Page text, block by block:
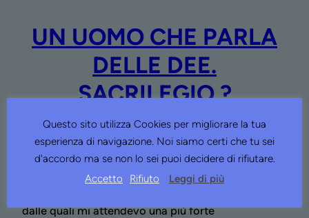
UN UOMO CHE PARLA
DELLE DEE.
SACRILEGIO ?
Sta succedendo una cosa molto strana. Ho
ricevuto molti commenti entusiasti sul lavoro che
dalle quali mi attendevo una più forte
Questo sito utilizza Cookies per migliorare la tua
esperienza di navigazione. Noi siamo certi che tu sei
d'accordo ma se non lo sei puoi decidere di rifiutare.
Accetto
Rifiuto Leggi di più